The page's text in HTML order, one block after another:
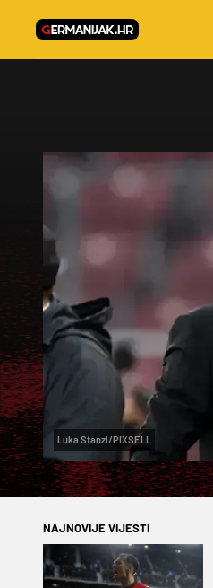
Luka Stanzl/PIXSELL
NAJNOVIJE VIJESTI